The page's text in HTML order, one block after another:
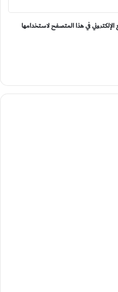
في هذا المتصفح لاستخدامها